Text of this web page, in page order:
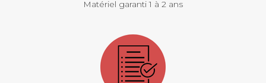
Matériel garanti 1 à 2 ans